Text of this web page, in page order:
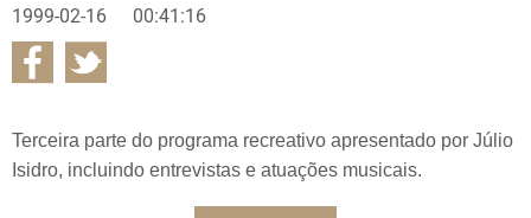
1999-02-16 00:41:16
Terceira parte do programa recreativo apresentado por Júlio
Isidro, incluindo entrevistas e atuações musicais.